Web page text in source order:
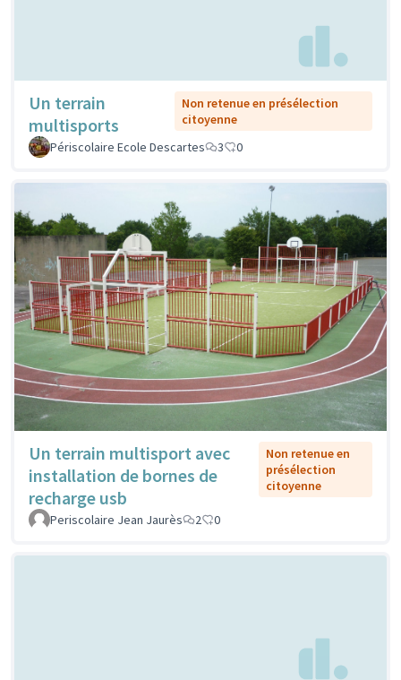
Un terrain
multisports
Non retenue en présélection
citoyenne
Périscolaire Ecole Descartes
3 0
Un terrain multisport avec
installation de bornes de
recharge usb
Non retenue en
présélection
citoyenne
Periscolaire Jean Jaurès 2 0